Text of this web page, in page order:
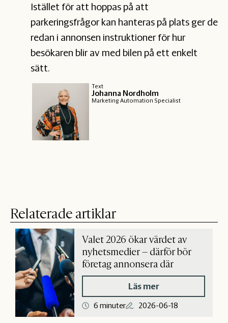
Istället för att hoppas på att
parkeringsfrågor kan hanteras på plats ger de
redan i annonsen instruktioner för hur
besökaren blir av med bilen på ett enkelt
sätt.
Text
Johanna Nordholm
Marketing Automation Specialist
Relaterade artiklar
Valet 2026 ökar värdet av
nyhetsmedier – därför bör
företag annonsera där
Läs mer
6 minuter 2026-06-18